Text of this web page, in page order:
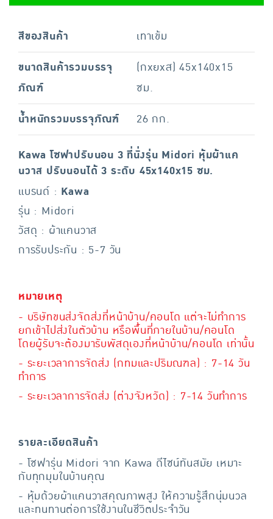
สีของสินค้า
เทาเข้ม
ขนาดสินค้ารวมบรรจุ
ภัณฑ์
(กxยxส) 45x140x15
ซม.
น้ำหนักรวมบรรจุภัณฑ์
26 กก.
Kawa โซฟาปรับนอน 3 ที่นั่งรุ่น Midori หุ้มผ้าแค
นวาส ปรับนอนได้ 3 ระดับ 45x140x15 ซม.
แบรนด์ : Kawa
รุ่น : Midori
วัสดุ : ผ้าแคนวาส
การรับประกัน : 5-7 วัน
หมายเหตุ
- บริษัทขนส่งจัดส่งที่หน้าบ้าน/คอนโด แต่จะไม่ทำการ
ยกเข้าไปส่งในตัวบ้าน หรือพื้นที่ภายในบ้าน/คอนโด
โดยผู้รับจะต้องมารับพัสดุเองที่หน้าบ้าน/คอนโด เท่านั้น
- ระยะเวลาการจัดส่ง (กทมและปริมณฑล) : 7-14 วัน
ทำการ
- ระยะเวลาการจัดส่ง (ต่างจังหวัด) : 7-14 วันทำการ
รายละเอียดสินค้า
- โซฟารุ่น Midori จาก Kawa ดีไซน์ทันสมัย เหมาะ
กับทุกมุมในบ้านคุณ
- หุ้มด้วยผ้าแคนวาสคุณภาพสูง ให้ความรู้สึกนุ่มนวล
และทนทานต่อการใช้งานในชีวิตประจำวัน